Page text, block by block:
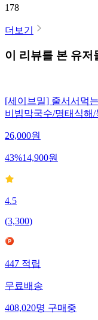
178
더보기
이 리뷰를 본 유저
[세이브밀] 줄서서먹
비빔막국수/명태식해
26,000원
43%14,900원
4.5
(3,300)
447적립
무료배송
408,020명구매중